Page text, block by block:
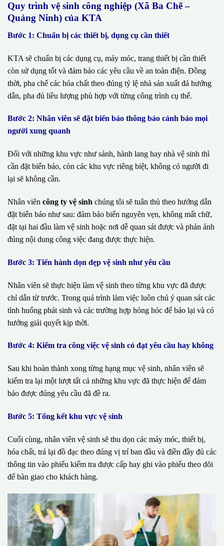
Quy trình vệ sinh công nghiệp (Xã Ba Chẽ –
Quảng Ninh) của KTA
Bước 1: Chuẩn bị các thiết bị, dụng cụ cần thiết
KTA sẽ chuẩn bị các dụng cụ, máy móc, trang thiết bị cần thiết
còn sử dụng tốt và đảm bảo các yêu cầu về an toàn điện. Đồng
thời, pha chế các hóa chất theo đúng tỷ lệ nhà sản xuất đá hướng
dẫn, pha đủ liều lượng phù hợp với từng công trình cụ thể.
Bước 2: Nhân viên sẽ đặt biển báo thông báo cảnh báo mọi
người xung quanh
Đối với những khu vực như sảnh, hành lang hay nhà vệ sinh thì
cần đặt biển báo, còn các khu vực riêng biệt, không có người đi
lại sẽ không cần.
Nhân viên công ty vệ sinh chúng tôi sẽ tuân thủ theo hướng dẫn
đặt biển báo như sau: đảm bảo biển nguyên vẹn, không mất chữ,
đặt tại hai đầu làm vệ sinh hoặc nơi dễ quan sát được và phản ánh
đúng nội dung công việc đang được thực hiện.
Bước 3: Tiến hành dọn dẹp vệ sinh như yêu cầu
Nhân viên sẽ thực hiện làm vệ sinh theo từng khu vực đã được
chỉ dẫn từ trước. Trong quá trình làm việc luôn chú ý quan sát các
tình huống phát sinh và các trường hợp hỏng hóc để báo lại và có
hướng giải quyết kịp thời.
Bước 4: Kiểm tra công việc vệ sinh có đạt yêu cầu hay không
Sau khi hoàn thành xong từng hạng mục vệ sinh, nhân viên sẽ
kiểm tra lại một lượt tất cả những khu vực đã thực hiện để đảm
bảo được đúng yêu cầu đã đề ra.
Bước 5: Tổng kết khu vực vệ sinh
Cuối cùng, nhân viên vệ sinh sẽ thu dọn các máy móc, thiết bị,
hóa chất, trả lại đồ đạc theo đúng vị trí ban đầu và điền đầy đủ các
thông tin vào phiếu kiểm tra được cấp hay ghi vào phiếu theo dõi
để bàn giao cho khách hàng.